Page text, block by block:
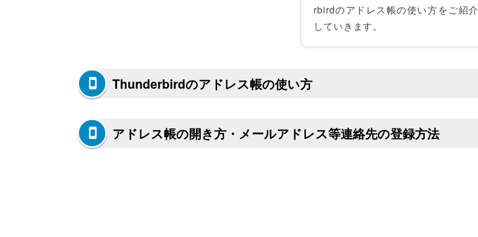
rbirdのアドレス帳の使い方をご紹介
していきます。
Thunderbirdのアドレス帳の使い方
アドレス帳の開き方・メールアドレス等連絡先の登録方法